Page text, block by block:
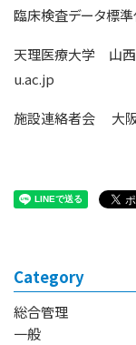
臨床検査データ標
天理医療大学 山西 八郎 E-mail:yamaha@tenriyorozu-
u.ac.jp
施設連絡者会
Category
総合管理
一般